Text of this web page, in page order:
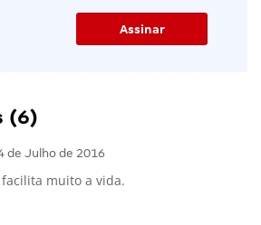
(6)
de Julho de 2016
muito a vida.